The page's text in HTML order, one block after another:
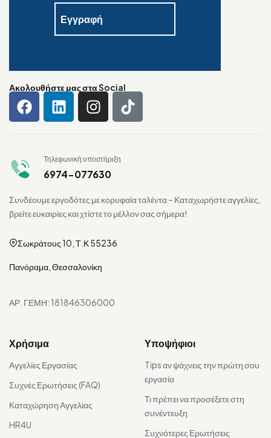
Ακολουθήστε μας στα Social
Τηλεφωνική υποστήριξη
6974-077630
Συνδέουμε εργοδότες με κορυφαία ταλέντα – Καταχωρήστε αγγελίες,
βρείτε ευκαιρίες και χτίστε το μέλλον σας σήμερα!
Σωκράτους 10, Τ.Κ 55236
Πανόραμα, Θεσσαλονίκη
ΑΡ. ΓΕΜΗ: 181846306000
Χρήσιμα
Αγγελίες Εργασίας
Συχνές Ερωτήσεις (FAQ)
Καταχώρηση Αγγελίας
HR4U
Υποψήφιοι
Tips αν ψάχνεις την πρώτη σου
εργασία
Τι πρέπει να προσέξετε στη
συνέντευξη
Συχνότερες Ερωτήσεις